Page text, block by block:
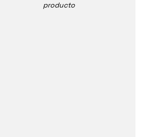
producto